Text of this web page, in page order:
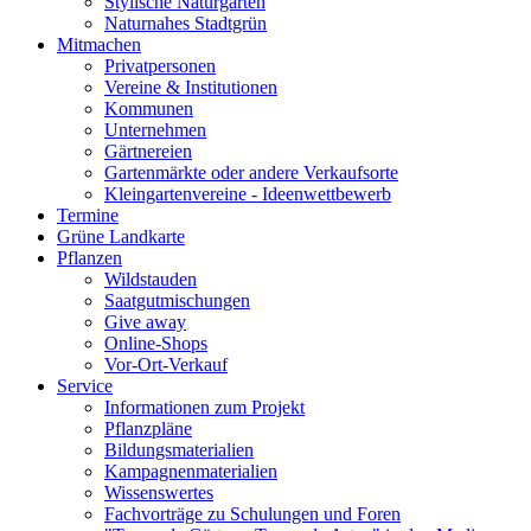
Naturnahes Stadtgrün
Mitmachen
Privatpersonen
Vereine & Institutionen
Kommunen
Unternehmen
Gärtnereien
Gartenmärkte oder andere Verkaufsorte
Kleingartenvereine - Ideenwettbewerb
Termine
Grüne Landkarte
Pflanzen
Wildstauden
Saatgutmischungen
Give away
Online-Shops
Vor-Ort-Verkauf
Service
Informationen zum Projekt
Pflanzpläne
Bildungsmaterialien
Kampagnenmaterialien
Wissenswertes
Fachvorträge zu Schulungen und Foren